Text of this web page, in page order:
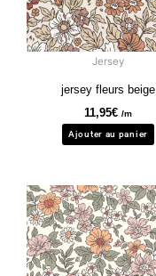
Jersey
jersey fleurs beige
11,95€ /m
Ajouter au panier